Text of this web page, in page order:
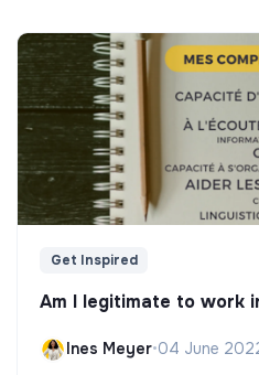
Get Inspired
Am I legitimate to work
Ines Meyer•04 June